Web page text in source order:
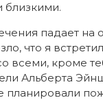
близкими.
падает на
что я
всеми, кроме
Альберта